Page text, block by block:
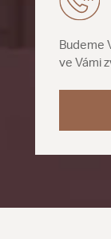
Budeme
ve Vámi